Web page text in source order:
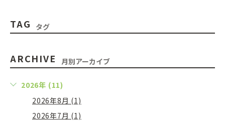
TAG タグ
ARCHIVE 月別アーカイブ
2026年 (11)
2026年8月 (1)
2026年7月 (1)